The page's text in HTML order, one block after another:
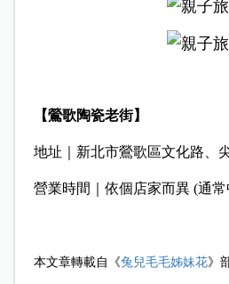
【鶯歌陶瓷老街】
地址｜新北市鶯歌區文化路、
營業時間｜依個店家而異 (通
本文章轉載自《兔兒毛毛姊妹花》